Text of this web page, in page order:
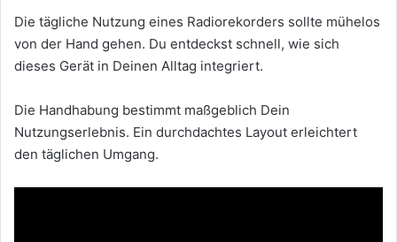
Die tägliche Nutzung eines Radiorekorders sollte mühelos
von der Hand gehen. Du entdeckst schnell, wie sich
dieses Gerät in Deinen Alltag integriert.
Die Handhabung bestimmt maßgeblich Dein
Nutzungserlebnis. Ein durchdachtes Layout erleichtert
den täglichen Umgang.